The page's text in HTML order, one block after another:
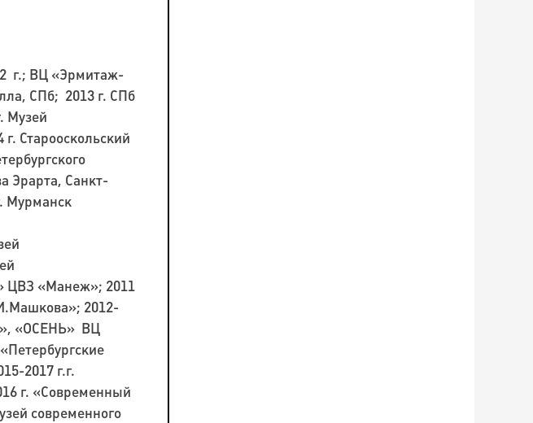
г.; ВЦ «Эрмитаж-
СПб; 2013 г. СПб
Музей
Старооскольский
Эрарта, Санкт-
Мурманск
ЦВЗ «Манеж»; 2011
2012-
«ОСЕНЬ» ВЦ
2017 г.г.
г. «Современный
современного